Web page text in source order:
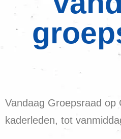
Vandaag Groepsraad op
kaderleden, tot